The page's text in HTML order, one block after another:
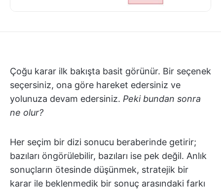
Çoğu karar ilk bakışta basit görünür. Bir seçenek
seçersiniz, ona göre hareket edersiniz ve
yolunuza devam edersiniz. Peki bundan sonra
ne olur?
Her seçim bir dizi sonucu beraberinde getirir;
bazıları öngörülebilir, bazıları ise pek değil. Anlık
sonuçların ötesinde düşünmek, stratejik bir
karar ile beklenmedik bir sonuç arasındaki farkı